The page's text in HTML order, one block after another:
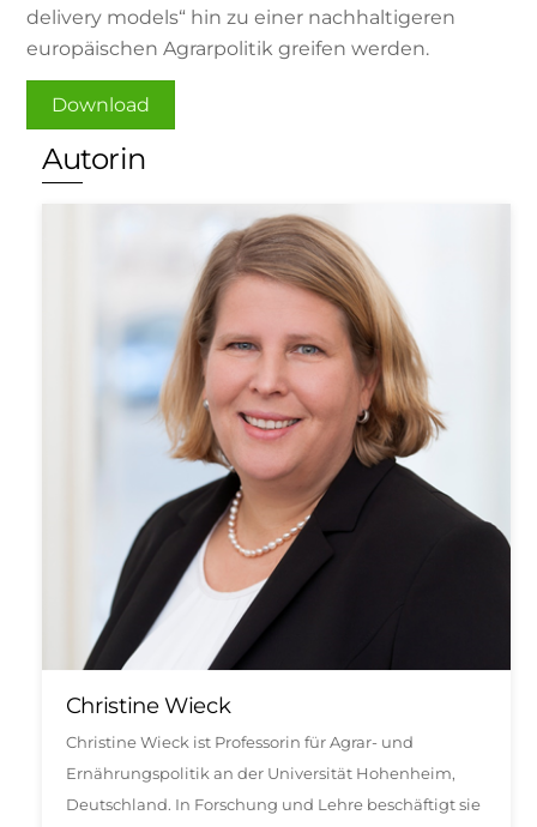
delivery models“ hin zu einer nachhaltigeren
europäischen Agrarpolitik greifen werden.
Download
Autorin
Christine Wieck
Christine Wieck ist Professorin für Agrar- und
Ernährungspolitik an der Universität Hohenheim,
Deutschland. In Forschung und Lehre beschäftigt sie